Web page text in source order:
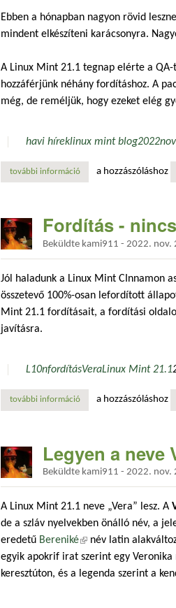
Ebben a hónapban nagyon rövid
mindent elkészíteni karácsonyra.
A Linux Mint 21.1 tegnap elérte a QA-
hozzáférjünk néhány fordításhoz. A
még, de reméljük, hogy ezeket elég
havi híreklinux mint blog2022
további információlinux mint blog havi hírek
a hozzászóláshoz
Fordítás -
Beküldte kami911 - 2022. nov.
Jól haladunk a Linux Mint CInnamon
összetevő 100%-osan lefordított
Mint 21.1 fordításait, a fordítási
javításra.
L10nfordításVeraLinux Mint 21.1
további információfordítás - nincsen messze
a hozzászóláshoz
Legyen a neve
Beküldte kami911 - 2022. nov.
A Linux Mint 21.1 neve „Vera” lesz. A
de a szláv nyelvekben önálló név, a
eredetű Bereniké(külső hivatkozás)
név latin
egyik apokrif irat szerint egy Veronika
keresztúton, és a legenda szerint a